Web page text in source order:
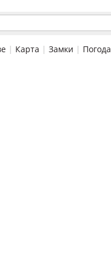
| Карта | Замки | Погода